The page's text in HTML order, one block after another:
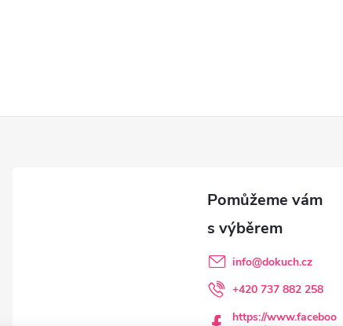
info@dokuch.cz
+420 737 882 258
https://www.faceboo